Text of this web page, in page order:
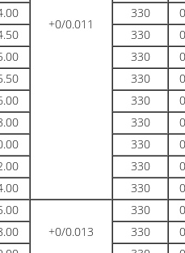
+0/0.011
330
330
330
330
330
330
330
330
330
+0/0.013
330
330